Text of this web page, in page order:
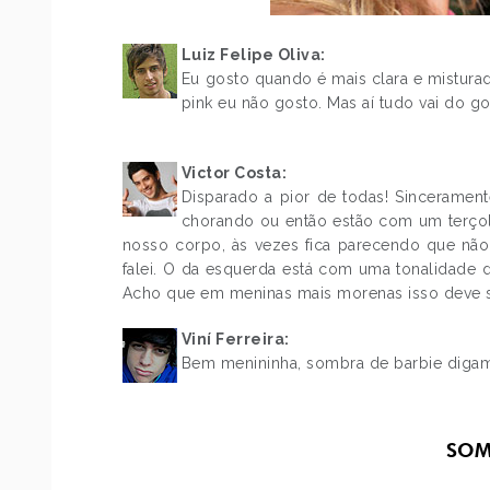
Luiz Felipe Oliva:
Eu gosto quando é mais clara e
pink eu não gosto. Mas aí tudo vai do
Victor Costa:
Disparado a pior de todas!
chorando ou então estão com um
nosso corpo, às vezes fica parecendo que
falei. O da esquerda está com uma
Acho que em meninas mais morenas isso
Viní Ferreira:
Bem menininha, sombra de barbie